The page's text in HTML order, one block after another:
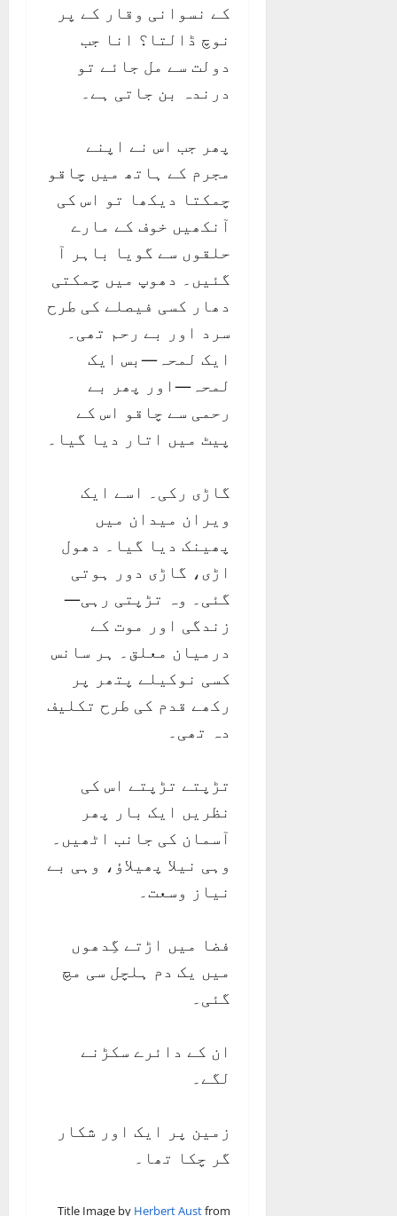
کے نسوانی وقار کے پر
نوچ ڈالتا؟ انا جب
دولت سے مل جائے تو
درندہ بن جاتی ہے۔
پھر جب اس نے اپنے
مجرم کے ہاتھ میں چاقو
چمکتا دیکھا تو اس کی
آنکھیں خوف کے مارے
حلقوں سے گویا باہر آ
گئیں۔ دھوپ میں چمکتی
دھار کسی فیصلے کی طرح
سرد اور بے رحم تھی۔
ایک لمحہ—بس ایک
لمحہ—اور پھر بے
رحمی سے چاقو اس کے
پیٹ میں اتار دیا گیا۔
گاڑی رکی۔ اسے ایک
ویران میدان میں
پھینک دیا گیا۔ دھول
اڑی، گاڑی دور ہوتی
گئی۔ وہ تڑپتی رہی—
زندگی اور موت کے
درمیان معلق۔ ہر سانس
کسی نوکیلے پتھر پر
رکھے قدم کی طرح تکلیف
دہ تھی۔
تڑپتے تڑپتے اس کی
نظریں ایک بار پھر
آسمان کی جانب اٹھیں۔
وہی نیلا پھیلاؤ، وہی بے
نیاز وسعت۔
فضا میں اڑتے گِدھوں
میں یک دم ہلچل سی مچ
گئی۔
ان کے دائرے سکڑنے
لگے۔
زمین پر ایک اور شکار
گر چکا تھا۔
Title Image by Herbert Austfrom